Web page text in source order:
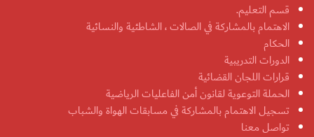
قسم التعليم.
الاهتمام بالمشاركة في الصالات ، الشاطئية والنسائية
الحكام
الدورات التدريبية
قرارات اللجان القضائية
الحملة التوعوية لقانون أمن الفاعليات الرياضية
تسجيل الاهتمام بالمشاركة في مسابقات الهواة والشباب
تواصل معنا